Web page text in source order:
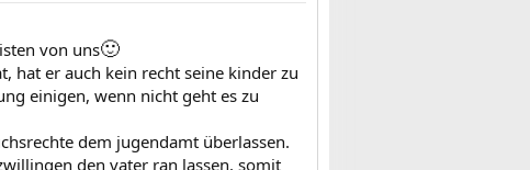
von uns🙂
hat er auch kein recht seine kinder zu
einigen, wenn nicht geht es zu
dem jugendamt überlassen.
den vater ran lassen. somit